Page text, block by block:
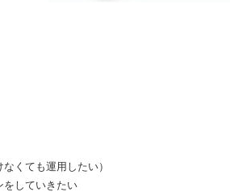
くても運用したい）
をしていきたい